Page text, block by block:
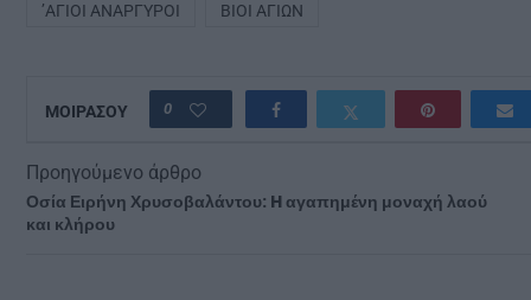
’ΑΓΙΟΙ ΑΝΆΡΓΥΡΟΙ ΒΊΟΙ ΑΓΊΩΝ
ΜΟΙΡΑΣΟΥ 0
Προηγούμενο άρθρο
Οσία Ειρήνη Χρυσοβαλάντου: H αγαπημένη μοναχή λαού
και κλήρου